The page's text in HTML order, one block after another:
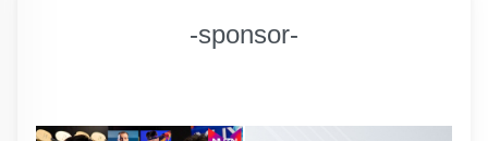
-sponsor-